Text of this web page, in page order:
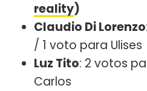
reality)
Claudio Di Lorenzo
/ 1 voto para Ulises
Luz Tito: 2 votos
Carlos